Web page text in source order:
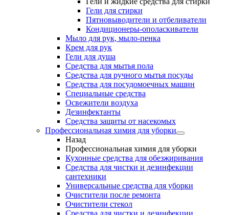
Гели для стирки
Пятновыводители и отбеливатели
Кондиционеры-ополаскиватели
Мыло для рук, мыло-пенка
Крем для рук
Гели для душа
Средства для мытья пола
Средства для ручного мытья посуды
Средства для посудомоечных машин
Специальные средства
Освежители воздуха
Дезинфектанты
Средства защиты от насекомых
Профессиональная химия для уборки
Назад
Профессиональная химия для уборки
Кухонные средства для обезжиривания
Средства для чистки и дезинфекции
сантехники
Универсальные средства для уборки
Очистители после ремонта
Очистители стекол
Средства для чистки и дезинфекции